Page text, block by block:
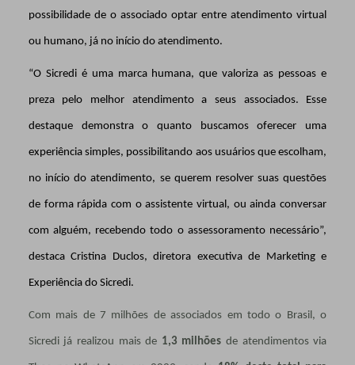
possibilidade de o associado optar entre atendimento virtual
ou humano, já no início do atendimento.
“O Sicredi é uma marca humana, que valoriza as pessoas e
preza pelo melhor atendimento a seus associados. Esse
destaque demonstra o quanto buscamos oferecer uma
experiência simples, possibilitando aos usuários que escolham,
no início do atendimento, se querem resolver suas questões
de forma rápida com o assistente virtual, ou ainda conversar
com alguém, recebendo todo o assessoramento necessário”,
destaca Cristina Duclos, diretora executiva de Marketing e
Experiência do Sicredi.
Com mais de 7 milhões de associados em todo o Brasil, o
Sicredi já realizou mais de 1,3 milhões de atendimentos via